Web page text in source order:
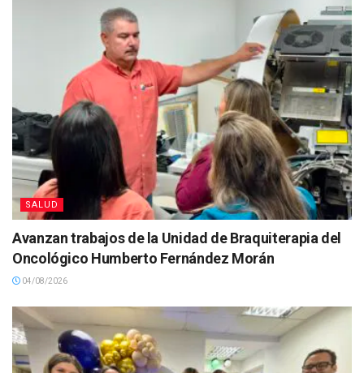
SALUD
Avanzan trabajos de la Unidad de Braquiterapia del
Oncológico Humberto Fernández Morán
04/08/2026